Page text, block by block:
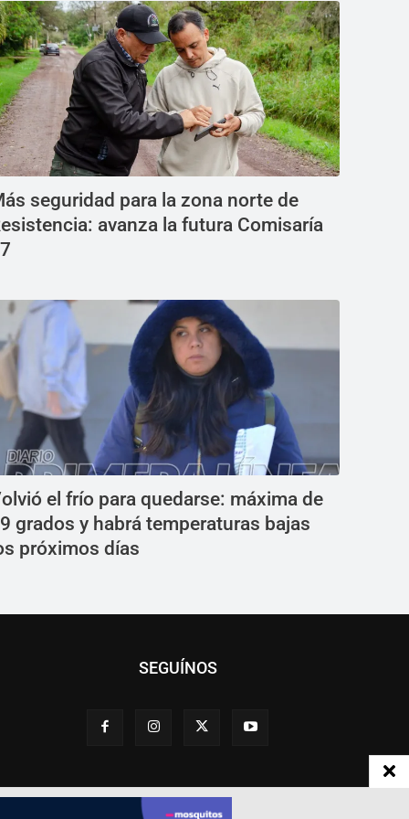
seguridad para la zona norte de
avanza la futura Comisaría
el frío para quedarse: máxima de
grados y habrá temperaturas bajas
próximos días
SEGUÍNOS